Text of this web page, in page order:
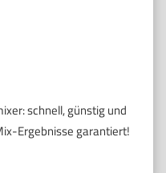
schnell, günstig und
Ergebnisse garantiert!